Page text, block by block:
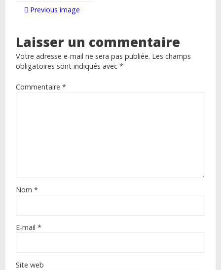
Previous image
Laisser un commentaire
Votre adresse e-mail ne sera pas publiée. Les champs
obligatoires sont indiqués avec*
Commentaire*
Nom*
E-mail*
Site web